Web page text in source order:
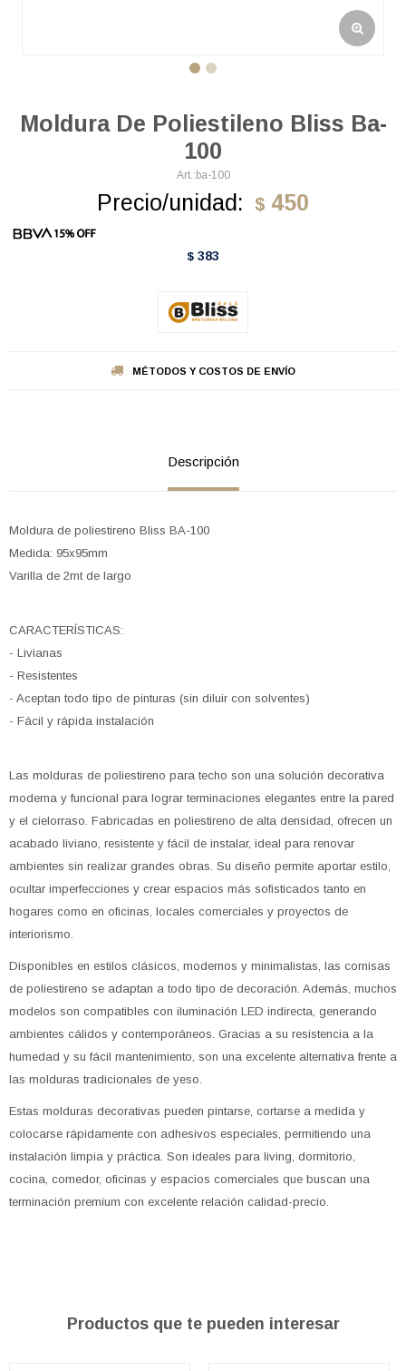
Moldura De Poliestileno Bliss Ba-
100
ba-100
Precio/unidad: $ 450
$ 383
MÉTODOS Y COSTOS DE ENVÍO
Descripción
Moldura de poliestireno Bliss BA-100
Medida: 95x95mm
Varilla de 2mt de largo
CARACTERÍSTICAS:
- Livianas
- Resistentes
- Aceptan todo tipo de pinturas (sin diluir con solventes)
- Fácil y rápida instalación
Las molduras de poliestireno para techo son una solución decorativa
moderna y funcional para lograr terminaciones elegantes entre la pared
y el cielorraso. Fabricadas en poliestireno de alta densidad, ofrecen un
acabado liviano, resistente y fácil de instalar, ideal para renovar
ambientes sin realizar grandes obras. Su diseño permite aportar estilo,
ocultar imperfecciones y crear espacios más sofisticados tanto en
hogares como en oficinas, locales comerciales y proyectos de
interiorismo.
Disponibles en estilos clásicos, modernos y minimalistas, las cornisas
de poliestireno se adaptan a todo tipo de decoración. Además, muchos
modelos son compatibles con iluminación LED indirecta, generando
ambientes cálidos y contemporáneos. Gracias a su resistencia a la
humedad y su fácil mantenimiento, son una excelente alternativa frente a
las molduras tradicionales de yeso.
Estas molduras decorativas pueden pintarse, cortarse a medida y
colocarse rápidamente con adhesivos especiales, permitiendo una
instalación limpia y práctica. Son ideales para living, dormitorio,
cocina, comedor, oficinas y espacios comerciales que buscan una
terminación premium con excelente relación calidad-precio.
Productos que te pueden interesar